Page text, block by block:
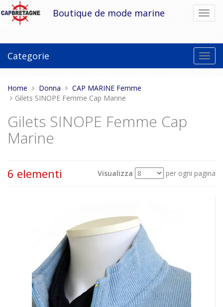
al
contenuto
Boutique de mode marine
Categorie
Tu
sei
Home Donna
CAP MARINE Femme
Gilets SINOPE Femme Cap Marine
Gilets SINOPE Femme Cap
Marine
6 elementi Visualizza per ogni pagina